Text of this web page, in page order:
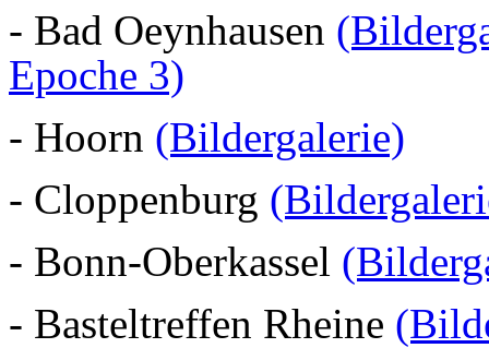
- Bad Oeynhausen
Epoche 3)
- Hoorn (Bildergalerie)
- Cloppenburg
- Bonn-Oberkassel
- Basteltreffen Rheine